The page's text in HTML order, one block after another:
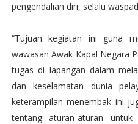
pengendalian diri, selalu
“Tujuan kegiatan ini guna
wawasan Awak Kapal Negara
tugas di lapangan dalam
dan keselamatan dunia
keterampilan menembak ini
tentang aturan-aturan